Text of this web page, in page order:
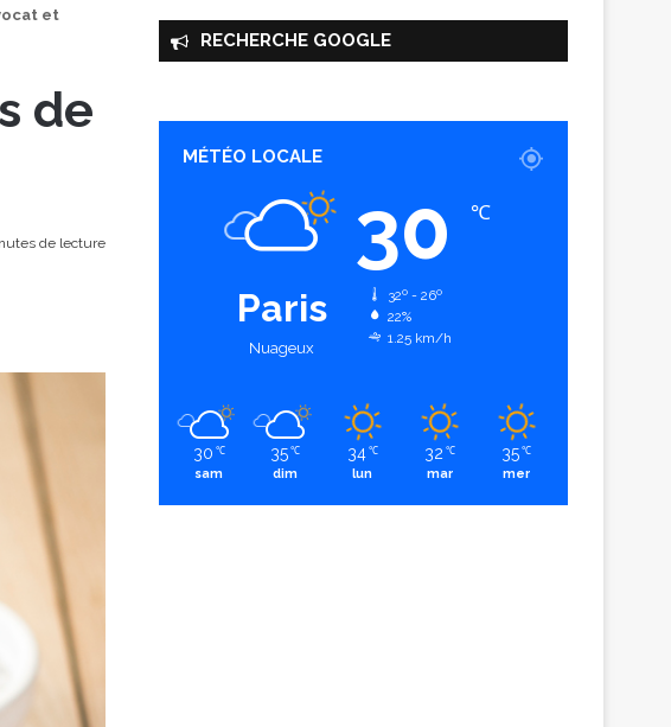
et
de
de lecture
RECHERCHE GOOGLE
MÉTÉO LOCALE
Paris
Nuageux
30 ℃
32º - 26º
22%
1.25 km/h
30 ℃
sam
35 ℃
dim
34 ℃
lun
32 ℃
mar
35 ℃
mer